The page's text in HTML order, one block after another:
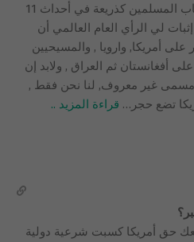
العربي , من هنا استخدام الشباب المسلمين كذريعة في أحداث 11
و أكثر إثبات لي الرأي العام العالمي أن
أمريكا, وارويا , والمسيحيين
أفغانستان ثم العراق , ولابد إن
مسمى غير معروف, لنا نحن فقط ,
تضع حجر … قراءة المزيد ..
حق أمريكا كسبت شرعية دولية